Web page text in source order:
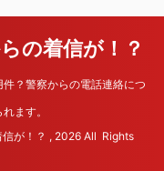
の着信が！？
？警察からの電話連絡につ
ます。
が！？ , 2026 All Rights